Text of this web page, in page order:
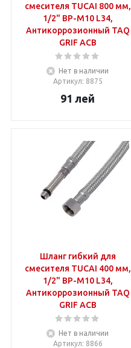
смесителя TUCAI 800 мм,
1/2" ВР-М10 L34,
Антикоррозионный TAQ
GRIF ACB
Нет в наличии
Артикул: 8875
91 лей
Шланг гибкий для
смесителя TUCAI 400 мм,
1/2" ВР-М10 L34,
Антикоррозионный TAQ
GRIF ACB
Нет в наличии
Артикул: 8866